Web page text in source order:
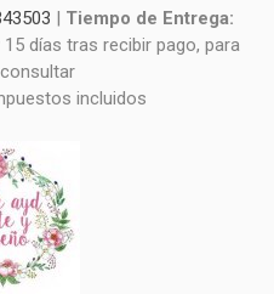
| Tiempo de Entrega:
días tras recibir pago, para
incluidos